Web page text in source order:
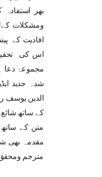
بھر
ومشکلات
افادیت کے
اس کی
مجموعۂ دعا
شدہ جدید
الدین یوسف
کے ساتھ
متن کے
مقدمہ بھی
مترجم